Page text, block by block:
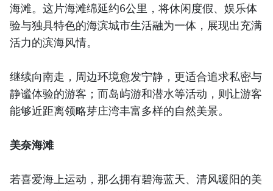
海滩。这片海滩绵延约6公里，将休闲度假、娱乐体
验与独具特色的海滨城市生活融为一体，展现出充满
活力的滨海风情。
继续向南走，周边环境愈发宁静，更适合追求私密与
静谧体验的游客；而岛屿游和潜水等活动，则让游客
能够近距离领略芽庄湾丰富多样的自然美景。
美奈海滩
若喜爱海上运动，那么拥有碧海蓝天、清风暖阳的美